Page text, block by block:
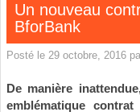
Un nouveau
BforBank
Posté le 29 octobre, 2016
De manière
emblématique